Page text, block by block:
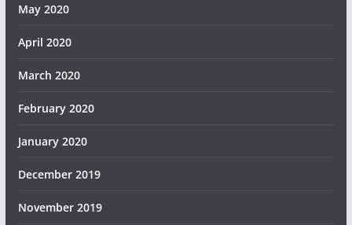
May 2020
April 2020
March 2020
February 2020
January 2020
December 2019
November 2019